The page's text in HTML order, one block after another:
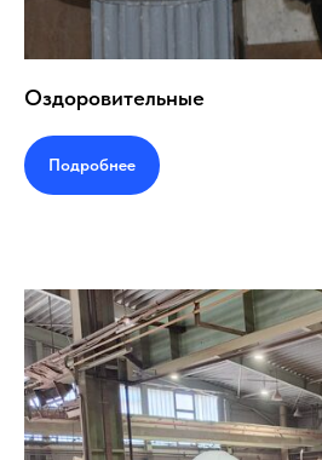
Оздоровительные
Подробнее